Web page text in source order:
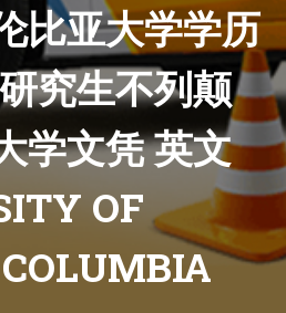
比亚大学学历
究生不列颠
学文凭 英文
OF